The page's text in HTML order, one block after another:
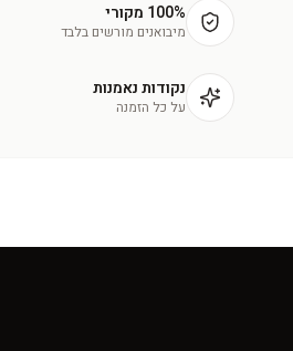
100% מקורי
מיבואנים מורשים בלבד
נקודות נאמנות
על כל הזמנה